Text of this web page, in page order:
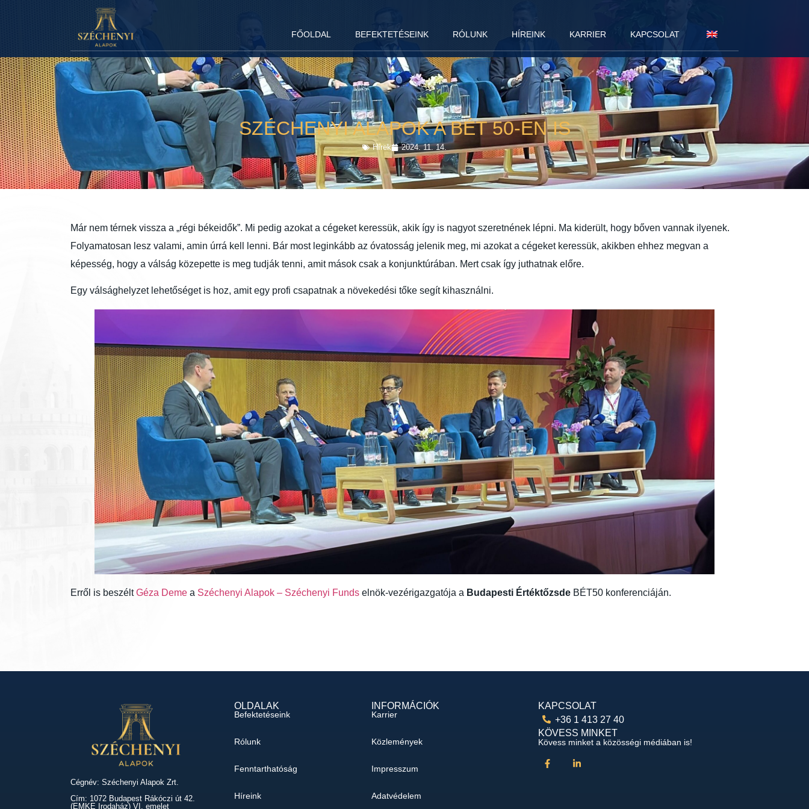
FŐOLDAL BEFEKTETÉSEINK RÓLUNK HÍREINK KARRIER KAPCSOLAT
SZÉCHENYI ALAPOK A BÉT 50-EN IS
Hírek 2024. 11. 14.
Már nem térnek vissza a „régi békeidők”. Mi pedig azokat a cégeket keressük, akik így is nagyot szeretnének lépni. Ma kiderült, hogy bőven vannak ilyenek.
Folyamatosan lesz valami, amin úrrá kell lenni. Bár most leginkább az óvatosság jelenik meg, mi azokat a cégeket keressük, akikben ehhez megvan a
képesség, hogy a válság közepette is meg tudják tenni, amit mások csak a konjunktúrában. Mert csak így juthatnak előre.
Egy válsághelyzet lehetőséget is hoz, amit egy profi csapatnak a növekedési tőke segít kihasználni.
Erről is beszéltGéza Deme a Széchenyi Alapok – Széchenyi Funds elnök-vezérigazgatója a Budapesti Értéktőzsde BÉT50 konferenciáján.
Cégnév: Széchenyi Alapok Zrt.
Cím: 1072 Budapest Rákóczi út 42.
(EMKE Irodaház) VI. emelet
OLDALAK
Befektetéseink
Rólunk
Fenntarthatóság
Híreink
INFORMÁCIÓK
Karrier
Közlemények
Impresszum
Adatvédelem
KAPCSOLAT
+36 1 413 27 40
KÖVESS MINKET
Kövess minket a közösségi médiában is!